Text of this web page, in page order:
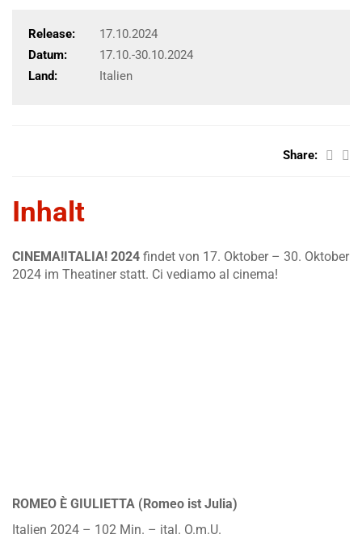
Release:
17.10.2024
Datum:
17.10.-30.10.2024
Land:
Italien
Share:
Inhalt
CINEMA!ITALIA! 2024 findet von 17. Oktober – 30. Oktober
2024 im Theatiner statt. Ci vediamo al cinema!
ROMEO È GIULIETTA (Romeo ist Julia)
Italien 2024 – 102 Min. – ital. O.m.U.